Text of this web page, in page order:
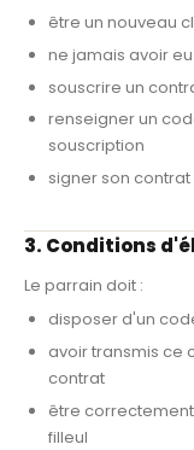
être un nouveau
ne jamais avoir eu
souscrire un
renseigner un
souscription
signer son contrat
3. Conditions
Le parrain doit :
disposer d'un
avoir transmis ce
contrat
être
filleul